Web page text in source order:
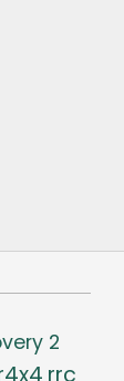
2
rrc